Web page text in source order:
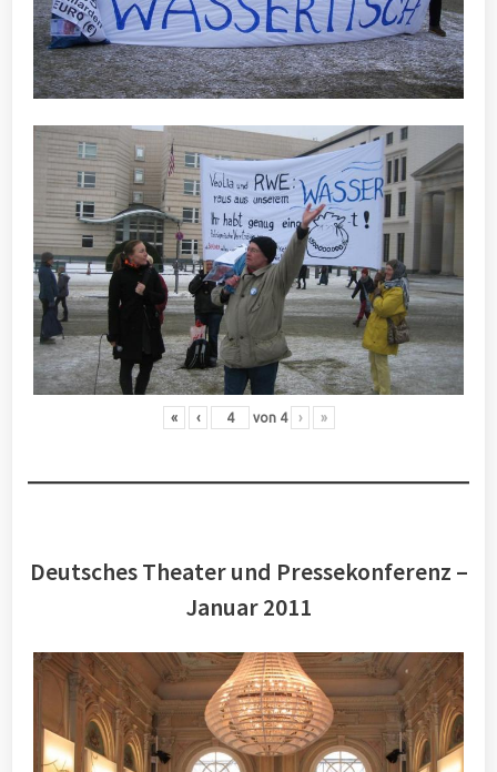
« ‹ von 4 › »
Deutsches Theater und Pressekonferenz –
Januar 2011